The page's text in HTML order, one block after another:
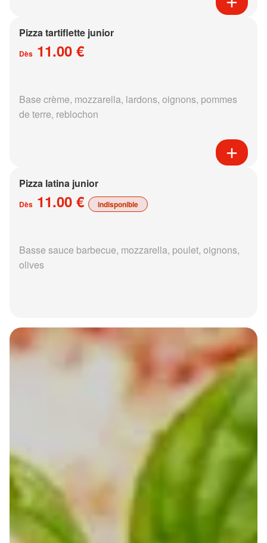
Pizza tartiflette junior
Dès 11.00 €
Base crème, mozzarella, lardons, oignons, pommes
de terre, reblochon
Pizza latina junior
Dès 11.00 € indisponible
Basse sauce barbecue, mozzarella, poulet, oignons,
olives